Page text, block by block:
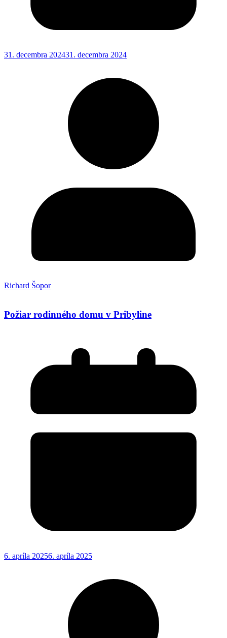
31. decembra 202431. decembra 2024
Richard Šopor
Požiar rodinného domu v Pribyline
6. apríla 20256. apríla 2025